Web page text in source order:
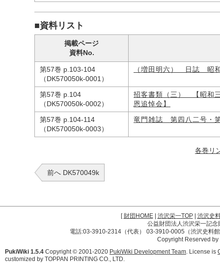
■資料リスト
掲載ページ
資料No.
第57巻 p.103-104
（DK570050k-0001）
（増田明六） 日誌 昭
第57巻 p.104
（DK570050k-0002）
招客書類（三） 【昭和
恩追悼会】
第57巻 p.104-114
（DK570050k-0003）
竜門雑誌 第四八二号・
各巻リ
前へ DK570049k
[財団HOME| 渋沢栄一TOP| 渋沢史
公益財団法人渋沢栄一記
電話:03-3910-2314（代表） 03-3910-0005（渋沢史料
Copyright Reserved
PukiWiki 1.5.4 Copyright © 2001-2020 PukiWiki Development Team. License is
customized by TOPPAN PRINTING CO., LTD.